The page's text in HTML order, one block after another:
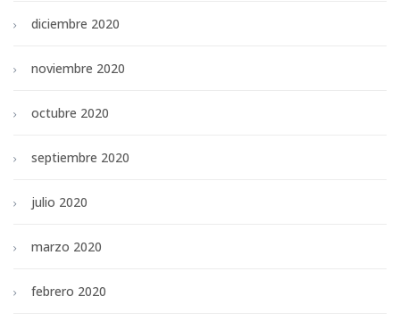
diciembre 2020
noviembre 2020
octubre 2020
septiembre 2020
julio 2020
marzo 2020
febrero 2020